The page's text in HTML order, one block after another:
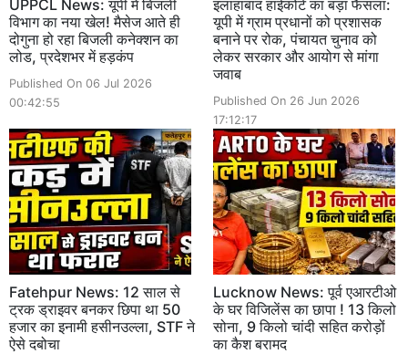
UPPCL News: यूपी में बिजली
विभाग का नया खेल! मैसेज आते ही
दोगुना हो रहा बिजली कनेक्शन का
लोड, प्रदेशभर में हड़कंप
Published On 06 Jul 2026
00:42:55
इलाहाबाद हाईकोर्ट का बड़ा फैसला:
यूपी में ग्राम प्रधानों को प्रशासक
बनाने पर रोक, पंचायत चुनाव को
लेकर सरकार और आयोग से मांगा
जवाब
Published On 26 Jun 2026
17:12:17
Fatehpur News: 12 साल से
ट्रक ड्राइवर बनकर छिपा था 50
हजार का इनामी हसीनउल्ला, STF ने
ऐसे दबोचा
Lucknow News: पूर्व एआरटीओ
के घर विजिलेंस का छापा ! 13 किलो
सोना, 9 किलो चांदी सहित करोड़ों
का कैश बरामद